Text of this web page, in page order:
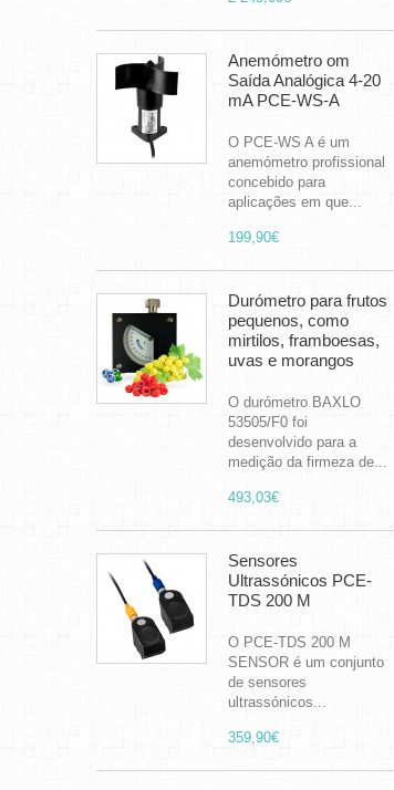
Anemómetro om
Saída Analógica 4-20
mA PCE-WS-A
O PCE-WS A é um
anemómetro profissional
concebido para
aplicações em que...
199,90€
Durómetro para frutos
pequenos, como
mirtilos, framboesas,
uvas e morangos
O durómetro BAXLO
53505/F0 foi
desenvolvido para a
medição da firmeza de...
493,03€
Sensores
Ultrassónicos PCE-
TDS 200 M
O PCE-TDS 200 M
SENSOR é um conjunto
de sensores
ultrassónicos...
359,90€